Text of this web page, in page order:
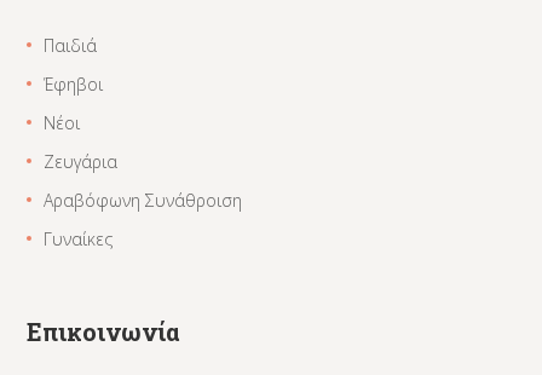
Παιδιά
Έφηβοι
Νέοι
Ζευγάρια
Αραβόφωνη Συνάθροιση
Γυναίκες
Επικοινωνία